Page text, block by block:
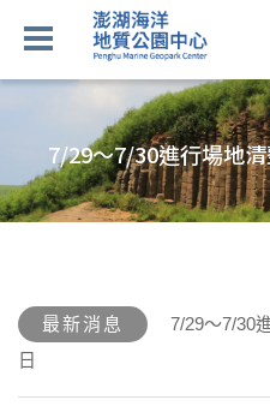
7/29～7/30進行場地
最新消息
7/29～7/30
日